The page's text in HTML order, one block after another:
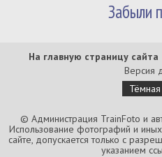
Забыли
На главную страницу сайта
Версия
© Администрация TrainFoto и
Использование фотографий и
сайте, допускается только с
указанием